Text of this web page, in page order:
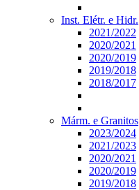
Inst. Elétr. e Hidr.
2021/2022
2020/2021
2020/2019
2019/2018
2018/2017
Márm. e Granitos
2023/2024
2021/2023
2020/2021
2020/2019
2019/2018